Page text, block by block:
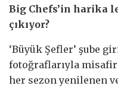
Big Chefs’in harika
çıkıyor?
‘Büyük Şefler’ şube
fotoğraflarıyla
her sezon yenilenen